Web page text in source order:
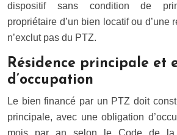
dispositif sans condition de
propriétaire d’un bien locatif ou d’une
n’exclut pas du PTZ.
Résidence principale et
d’occupation
Le bien financé par un PTZ doit
principale, avec une obligation